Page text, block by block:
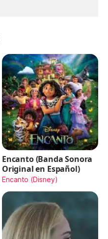
Encanto (Banda Sonora
Original en Español)
Encanto (Disney)